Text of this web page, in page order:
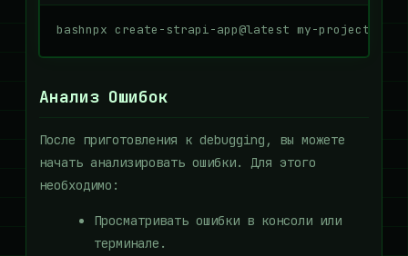
bashnpx create-strapi-app@latest my-project --
Анализ Ошибок
После приготовления к debugging, вы можете
начать анализировать ошибки. Для этого
необходимо:
Просматривать ошибки в консоли или
терминале.